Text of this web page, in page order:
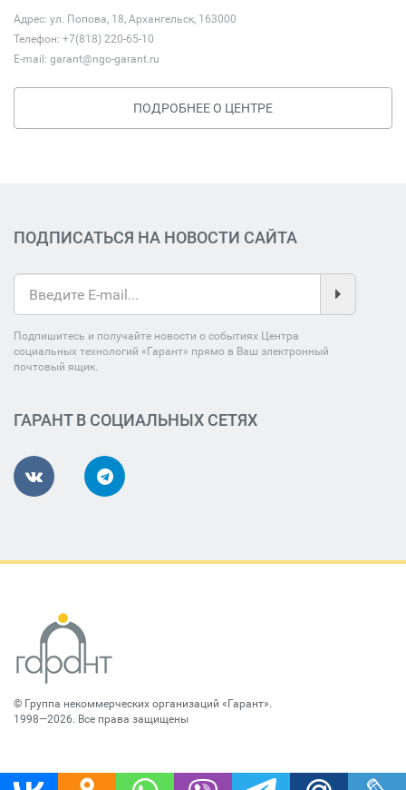
Адрес: ул. Попова, 18, Архангельск, 163000
Телефон: +7(818) 220-65-10
E-mail: garant@ngo-garant.ru
ПОДРОБНЕЕ О ЦЕНТРЕ
ПОДПИСАТЬСЯ НА НОВОСТИ САЙТА
Подпишитесь и получайте новости о событиях Центра
социальных технологий «Гарант» прямо в Ваш электронный
почтовый ящик.
ГАРАНТ В СОЦИАЛЬНЫХ СЕТЯХ
© Группа некоммерческих организаций «Гарант».
1998—2026. Все права защищены